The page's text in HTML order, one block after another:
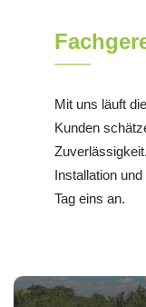
Mit uns läuft
Kunden
Installation
Tag eins an.